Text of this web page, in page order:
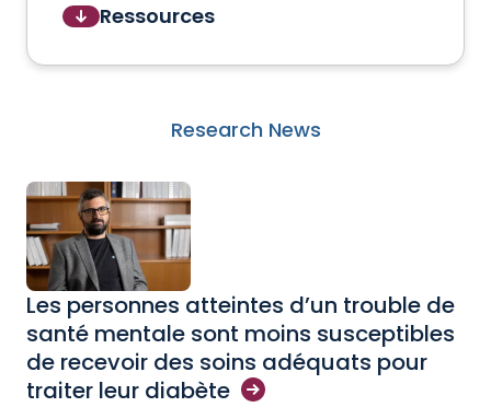
Ressources
Research News
Les personnes atteintes d’un trouble de
santé mentale sont moins susceptibles
de recevoir des soins adéquats pour
traiter leur diabète